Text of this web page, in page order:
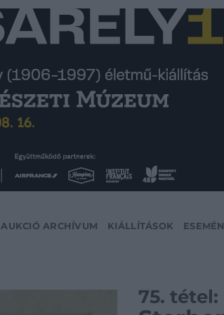
AUKCIÓ ARCHÍVUM KIÁLLÍTÁSOK
75. tétel: